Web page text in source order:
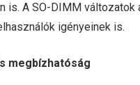
is. A SO-DIMM
igényeinek is.
megbízhatóság